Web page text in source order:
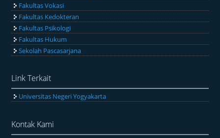
Fakultas Vokasi
Fakultas Kedokteran
Fakultas Psikologi
Fakultas Hukum
Sekolah Pascasarjana
Link Terkait
Universitas Negeri Yogyakarta
Kontak Kami